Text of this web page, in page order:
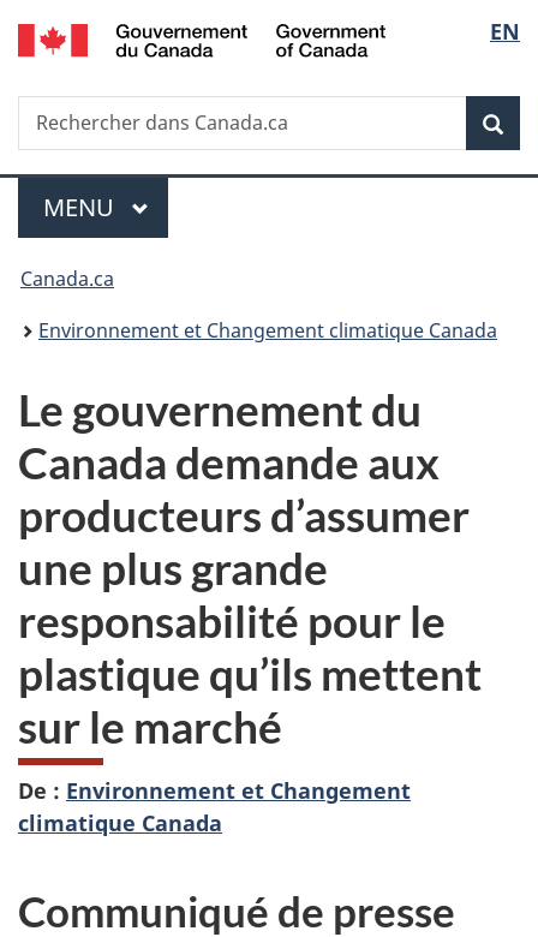
Passer
au
principal
Passer
à
Au
du
Passer
à
version
simplifiée
de
la
EN
Recherche
Rechercher
dans
Menu
MENU PRINCIPAL
Vous
êtes
Canada.ca
Environnement et Changement climatique Canada
Le gouvernement du
Canada demande aux
producteurs d’assumer
une plus grande
responsabilité pour le
plastique qu’ils mettent
sur le marché
De : Environnement et Changement
climatique Canada
Communiqué de presse